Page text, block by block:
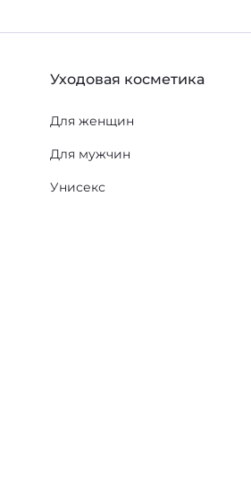
Уходовая косметика
Для женщин
Для мужчин
Унисекс